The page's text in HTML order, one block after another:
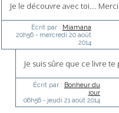
Je le découvre avec toi.... Merci!
Écrit par : Miamana
20h56- mercredi 20 août
2014
Je suis sûre que ce livre
Écrit par : Bonheur du
jour
06h56- jeudi 21 août 2014